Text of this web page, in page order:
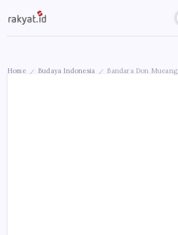
to
content
Rakyat.id
Edukasi
Masyarakat
Home / Budaya Indonesia / Bandara Don Mueang